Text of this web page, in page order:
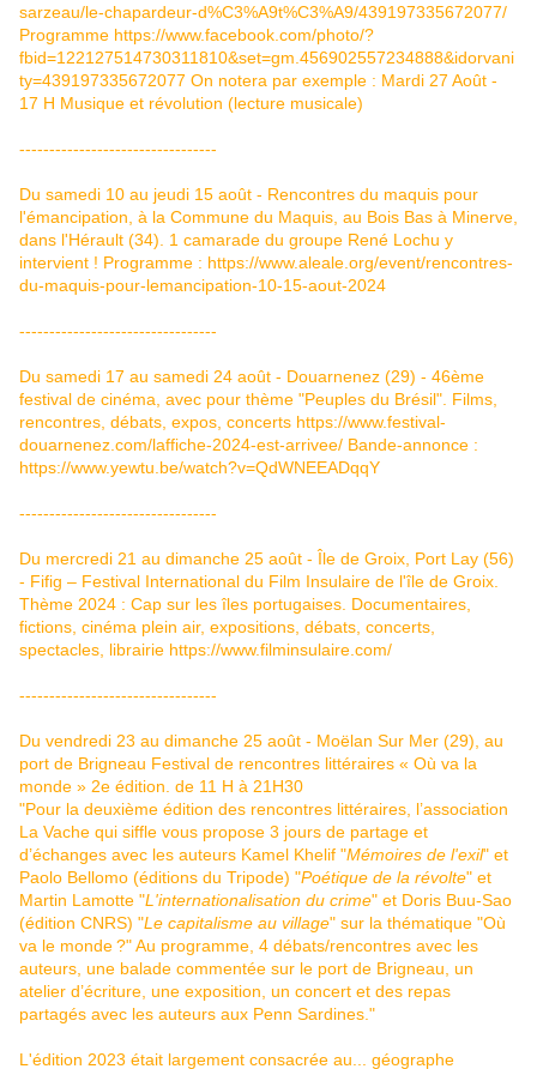
sarzeau/le-chapardeur-d%C3%A9t%C3%A9/439197335672077/
Programme https://www.facebook.com/photo/?
fbid=122127514730311810&set=gm.456902557234888&idorvani
ty=439197335672077 On notera par exemple : Mardi 27 Août -
17 H Musique et révolution (lecture musicale)
---------------------------------
Du samedi 10 au jeudi 15 août - Rencontres du maquis pour
l'émancipation, à la Commune du Maquis, au Bois Bas à Minerve,
dans l'Hérault (34). 1 camarade du groupe René Lochu y
intervient ! Programme : https://www.aleale.org/event/rencontres-
du-maquis-pour-lemancipation-10-15-aout-2024
---------------------------------
Du samedi 17 au samedi 24 août - Douarnenez (29) - 46ème
festival de cinéma, avec pour thème "Peuples du Brésil". Films,
rencontres, débats, expos, concerts https://www.festival-
douarnenez.com/laffiche-2024-est-arrivee/ Bande-annonce :
https://www.yewtu.be/watch?v=QdWNEEADqqY
---------------------------------
Du mercredi 21 au dimanche 25 août - Île de Groix, Port Lay (56)
- Fifig – Festival International du Film Insulaire de l'île de Groix.
Thème 2024 : Cap sur les îles portugaises. Documentaires,
fictions, cinéma plein air, expositions, débats, concerts,
spectacles, librairie https://www.filminsulaire.com/
---------------------------------
Du vendredi 23 au dimanche 25 août - Moëlan Sur Mer (29), au
port de Brigneau Festival de rencontres littéraires « Où va la
monde » 2e édition. de 11 H à 21H30
"Pour la deuxième édition des rencontres littéraires, l’association
La Vache qui siffle vous propose 3 jours de partage et
d’échanges avec les auteurs Kamel Khelif "Mémoires de l'exil" et
Paolo Bellomo (éditions du Tripode) "Poétique de la révolte" et
Martin Lamotte "L'internationalisation du crime" et Doris Buu-Sao
(édition CNRS) "Le capitalisme au village" sur la thématique "Où
va le monde ?" Au programme, 4 débats/rencontres avec les
auteurs, une balade commentée sur le port de Brigneau, un
atelier d’écriture, une exposition, un concert et des repas
partagés avec les auteurs aux Penn Sardines."
L'édition 2023 était largement consacrée au... géographe